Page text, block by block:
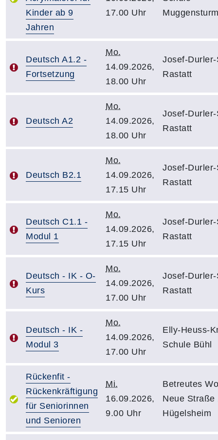
Kinder ab 9
Jahren
17.00 Uhr
Deutsch A1.2 -
Fortsetzung
Mo.
14.09.2026,
18.00 Uhr
Josef-
Rastatt
Deutsch A2
Mo.
14.09.2026,
18.00 Uhr
Josef-
Rastatt
Deutsch B2.1
Mo.
14.09.2026,
17.15 Uhr
Josef-
Rastatt
Deutsch C1.1 -
Modul 1
Mo.
14.09.2026,
17.15 Uhr
Josef-
Rastatt
Deutsch - IK - O-
Kurs
Mo.
14.09.2026,
17.00 Uhr
Josef-
Rastatt
Deutsch - IK -
Modul 3
Mo.
14.09.2026,
17.00 Uhr
Elly-Heuss-
Schule Bühl
Rückenfit -
Rückenkräftigung
für Seniorinnen
und Senioren
Mi.
16.09.2026,
9.00 Uhr
Betreutes
Neue Straße
Hügelsheim